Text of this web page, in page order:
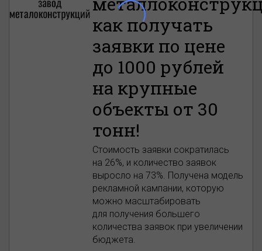
как получать
заявки по цене
до 1000 рублей
на крупные
объекты от 30
тонн!
Стоимость заявки сократилась
на 26%, и количество заявок
выросло на 73%. Получена модель
рекламной кампании, которую
можно масштабировать
для получения большего
количества заявок при увеличении
бюджета.